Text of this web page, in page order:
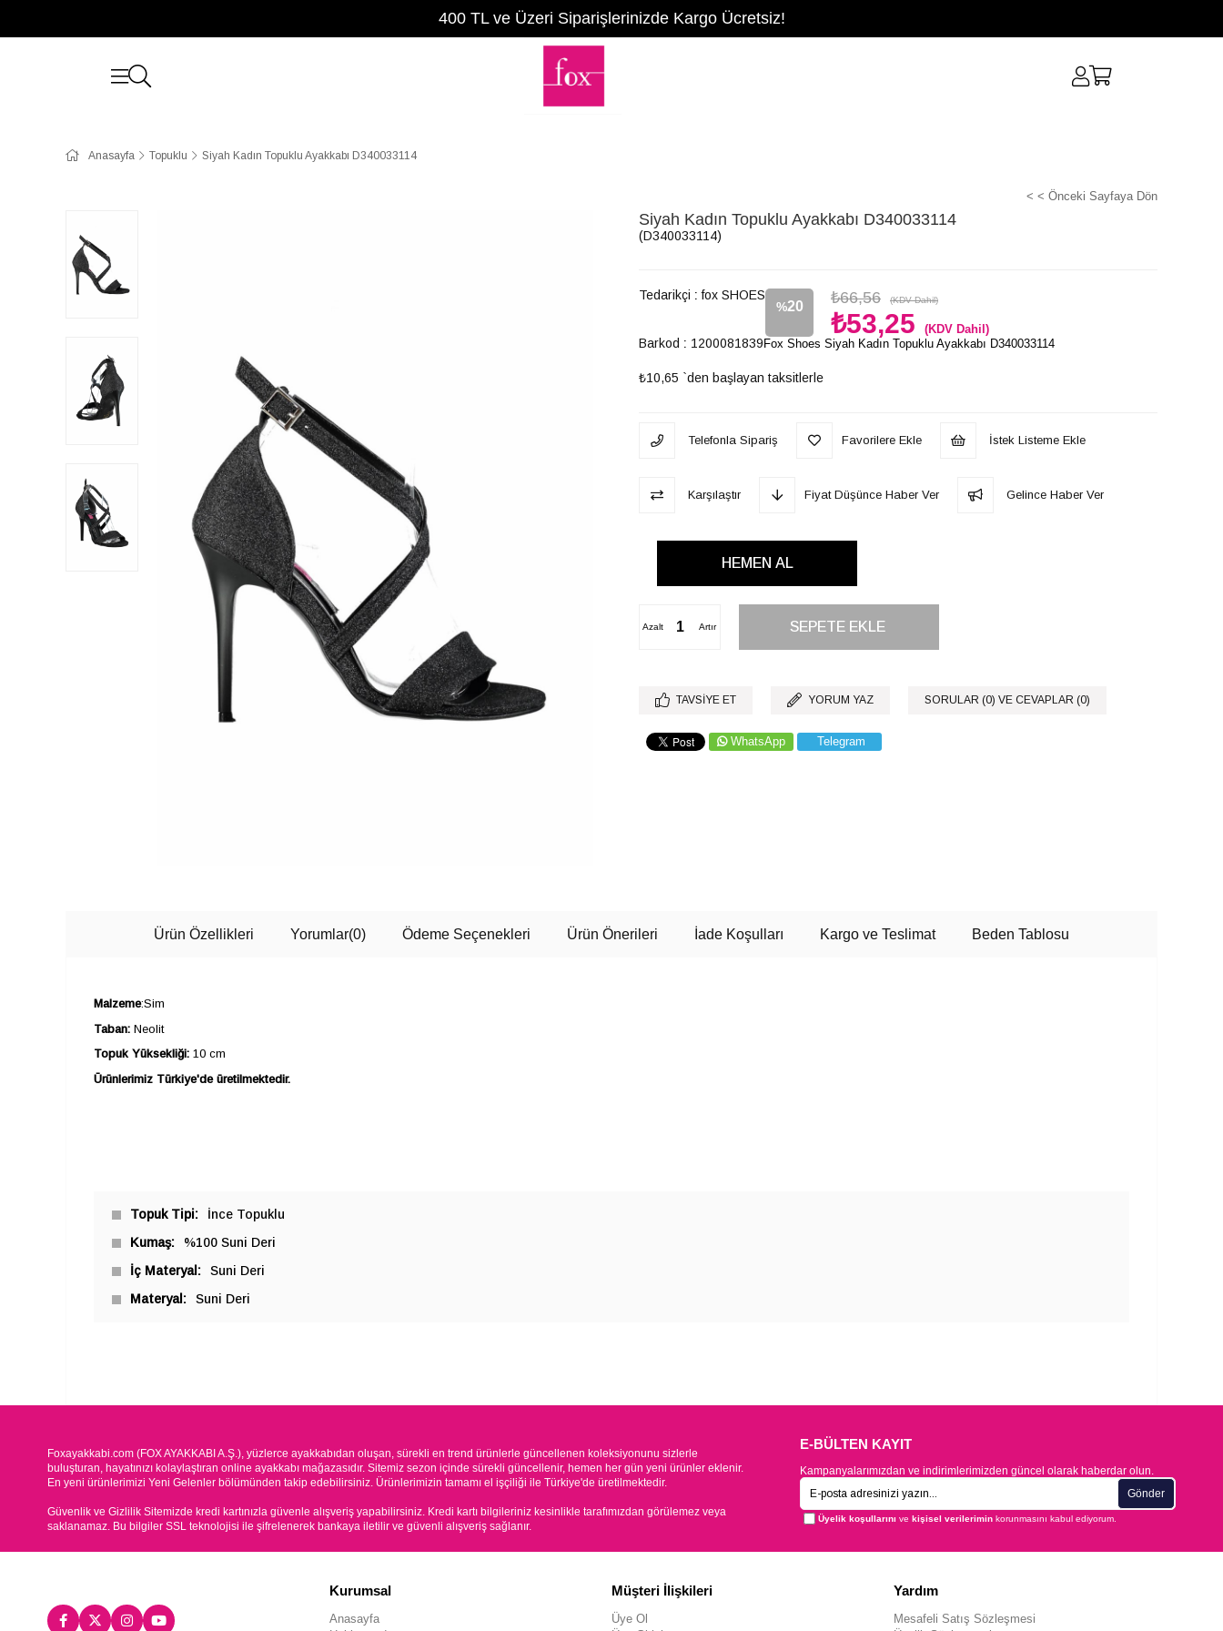
400 TL ve Üzeri Siparişlerinizde Kargo Ücretsiz!
Anasayfa Topuklu Siyah Kadın Topuklu Ayakkabı D340033114
< < Önceki Sayfaya Dön
Siyah Kadın Topuklu Ayakkabı D340033114
(D340033114)
Tedarikçi : fox SHOES
%20
İndirim
₺66,56 (KDV Dahil)
₺53,25 (KDV Dahil)
Barkod : 1200081839
₺10,65 `den başlayan taksitlerle
Fox Shoes Siyah Kadın Topuklu Ayakkabı D340033114
Telefonla Sipariş Favorilere Ekle İstek Listeme Ekle
Karşılaştır Fiyat Düşünce Haber Ver Gelince Haber Ver
Artır
Azalt
TAVSIYE ET YORUM YAZ SORULAR (0) VE CEVAPLAR (0)
WhatsApp Telegram
Ürün Özellikleri Yorumlar(0) Ödeme Seçenekleri Ürün Önerileri İade Koşulları Kargo ve Teslimat Beden Tablosu
Malzeme:Sim
Taban: Neolit
Topuk Yüksekliği: 10 cm
Ürünlerimiz Türkiye'de üretilmektedir.
Topuk Tipi
İnce Topuklu
Kumaş
%100 Suni Deri
İç Materyal
Suni Deri
Materyal
Suni Deri
Foxayakkabi.com (FOX AYAKKABI A.Ş.), yüzlerce ayakkabıdan oluşan, sürekli en trend ürünlerle güncellenen koleksiyonunu sizlerle
buluşturan, hayatınızı kolaylaştıran online ayakkabı mağazasıdır. Sitemiz sezon içinde sürekli güncellenir, hemen her gün yeni ürünler eklenir.
En yeni ürünlerimizi Yeni Gelenler bölümünden takip edebilirsiniz. Ürünlerimizin tamamı el işçiliği ile Türkiye'de üretilmektedir.
Güvenlik ve Gizlilik Sitemizde kredi kartınızla güvenle alışveriş yapabilirsiniz. Kredi kartı bilgileriniz kesinlikle tarafımızdan görülemez veya
saklanamaz. Bu bilgiler SSL teknolojisi ile şifrelenerek bankaya iletilir ve güvenli alışveriş sağlanır.
E-BÜLTEN KAYIT
Kampanyalarımızdan ve indirimlerimizden güncel olarak haberdar olun.
Gönder
Üyelik koşullarını ve kişisel verileriminkorunmasını kabul ediyorum.
Kurumsal
Anasayfa
Müşteri İlişkileri
Üye Ol
Yardım
Mesafeli Satış Sözleşmesi